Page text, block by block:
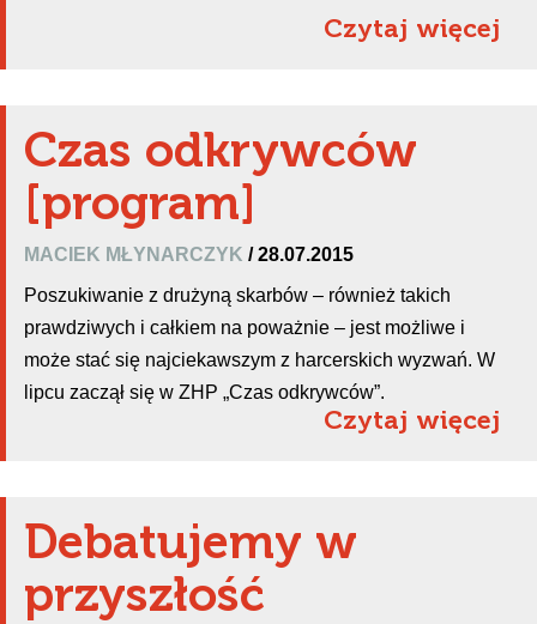
Czytaj więcej
Czas odkrywców
[program]
MACIEK MŁYNARCZYK / 28.07.2015
Poszukiwanie z drużyną skarbów – również takich
prawdziwych i całkiem na poważnie – jest możliwe i
może stać się najciekawszym z harcerskich wyzwań. W
lipcu zaczął się w ZHP „Czas odkrywców”.
Czytaj więcej
Debatujemy w
przyszłość